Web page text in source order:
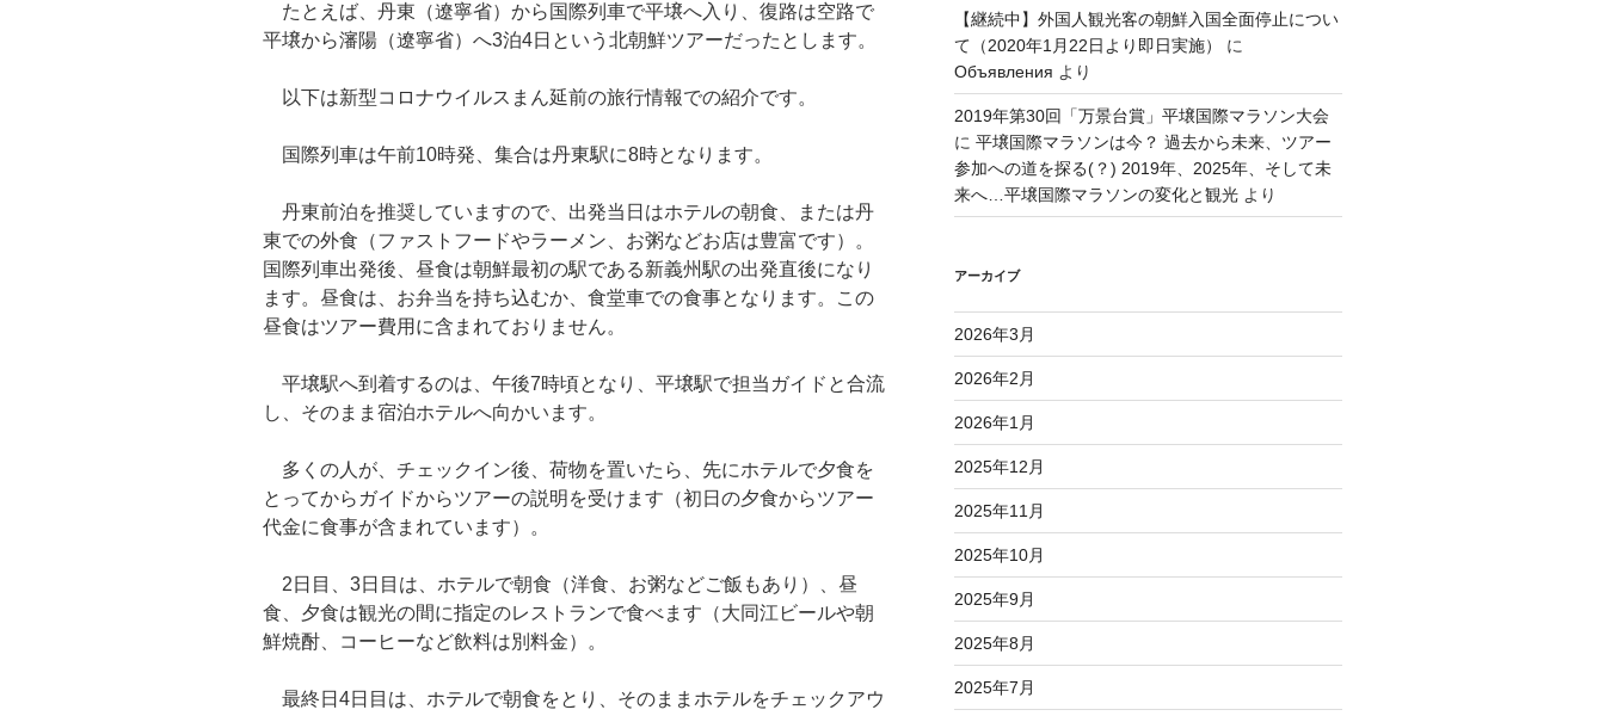
たとえば、丹東（遼寧省）から国際列車で平壌へ入り、復路は空路で
平壌から瀋陽（遼寧省）へ3泊4日という北朝鮮ツアーだったとします。
以下は新型コロナウイルスまん延前の旅行情報での紹介です。
国際列車は午前10時発、集合は丹東駅に8時となります。
丹東前泊を推奨していますので、出発当日はホテルの朝食、または丹
東での外食（ファストフードやラーメン、お粥などお店は豊富です）。
国際列車出発後、昼食は朝鮮最初の駅である新義州駅の出発直後になり
ます。昼食は、お弁当を持ち込むか、食堂車での食事となります。この
昼食はツアー費用に含まれておりません。
平壌駅へ到着するのは、午後7時頃となり、平壌駅で担当ガイドと合流
し、そのまま宿泊ホテルへ向かいます。
多くの人が、チェックイン後、荷物を置いたら、先にホテルで夕食を
とってからガイドからツアーの説明を受けます（初日の夕食からツアー
代金に食事が含まれています）。
2日目、3日目は、ホテルで朝食（洋食、お粥などご飯もあり）、昼
食、夕食は観光の間に指定のレストランで食べます（大同江ビールや朝
鮮焼酎、コーヒーなど飲料は別料金）。
最終日4日目は、ホテルで朝食をとり、そのままホテルをチェックアウ
【継続中】外国人観光客の朝鮮入国全面停止につい
て（2020年1月22日より即日実施）
に
Объявления より
2019年第30回「万景台賞」平壌国際マラソン大会
に 平壌国際マラソンは今？ 過去から未来、ツアー
参加への道を探る(？) 2019年、2025年、そして未
来へ…平壌国際マラソンの変化と観光より
アーカイブ
2026年3月
2026年2月
2026年1月
2025年12月
2025年11月
2025年10月
2025年9月
2025年8月
2025年7月